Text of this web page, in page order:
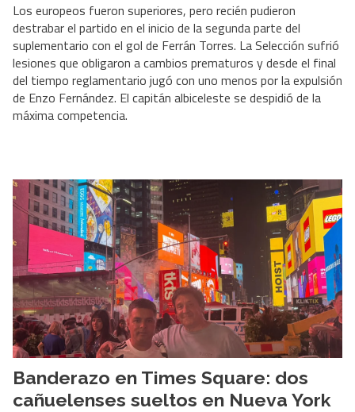
Los europeos fueron superiores, pero recién pudieron
destrabar el partido en el inicio de la segunda parte del
suplementario con el gol de Ferrán Torres. La Selección sufrió
lesiones que obligaron a cambios prematuros y desde el final
del tiempo reglamentario jugó con uno menos por la expulsión
de Enzo Fernández. El capitán albiceleste se despidió de la
máxima competencia.
Banderazo en Times Square: dos
cañuelenses sueltos en Nueva York